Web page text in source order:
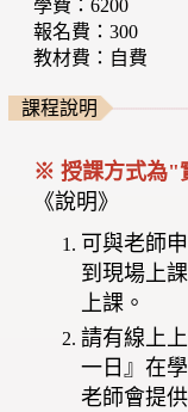
學費：6200
報名費：300
教材費：自費
課程說明
※ 授課方式為"
《說明》
可與老師
到現場上
上課。
請有線上
一日』在
老師會提